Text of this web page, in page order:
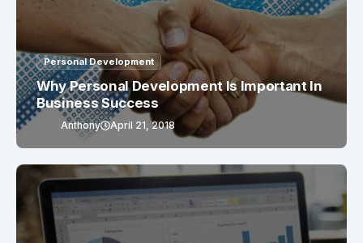
Personal Development
Why Personal Development Is Important In
Business Success
Anthony April 21, 2018